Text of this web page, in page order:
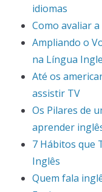
idiomas
Como avaliar
Ampliando o
na Língua
Até os
assistir TV
Os Pilares de
aprender
7 Hábitos que
Inglês
Quem fala